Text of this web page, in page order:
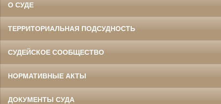
О СУДЕ
ТЕРРИТОРИАЛЬНАЯ ПОДСУДНОСТЬ
СУДЕЙСКОЕ СООБЩЕСТВО
НОРМАТИВНЫЕ АКТЫ
ДОКУМЕНТЫ СУДА